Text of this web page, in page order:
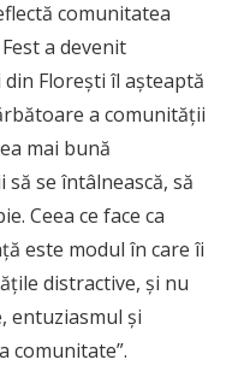
comunitatea
a devenit
Florești îl așteaptă
a comunității
mai bună
se întâlnească, să
Ceea ce face ca
este modul în care îi
distractive, și nu
entuziasmul și
comunitate”.